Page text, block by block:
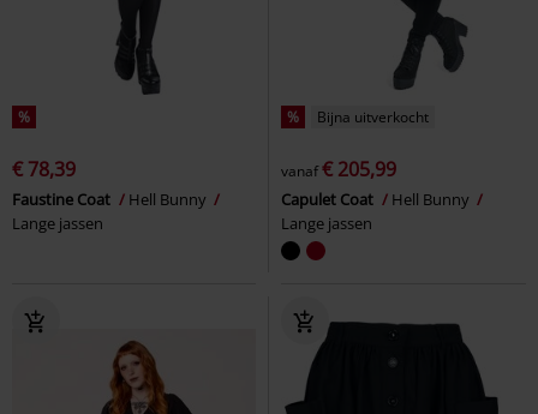
%
€ 78,39
Faustine Coat
Hell Bunny
Lange jassen
% Bijna uitverkocht
vanaf€ 205,99
Capulet Coat
Hell Bunny
Lange jassen